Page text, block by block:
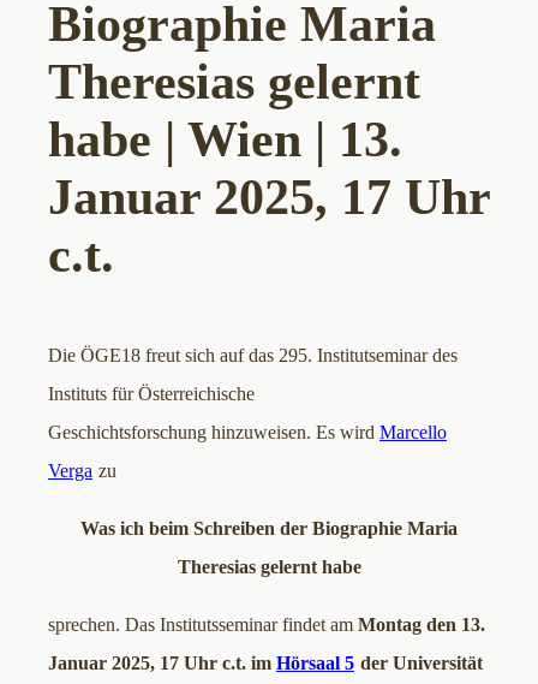
Biographie Maria
Theresias gelernt
habe | Wien | 13.
Januar 2025, 17 Uhr
c.t.
Die ÖGE18 freut sich auf das 295. Institutseminar des
Instituts für Österreichische
Geschichtsforschung hinzuweisen. Es wird Marcello
Verga zu
Was ich beim Schreiben der Biographie Maria
Theresias gelernt habe
sprechen. Das Institutsseminar findet am Montag den 13.
Januar 2025, 17 Uhr c.t. im Hörsaal 5 der Universität